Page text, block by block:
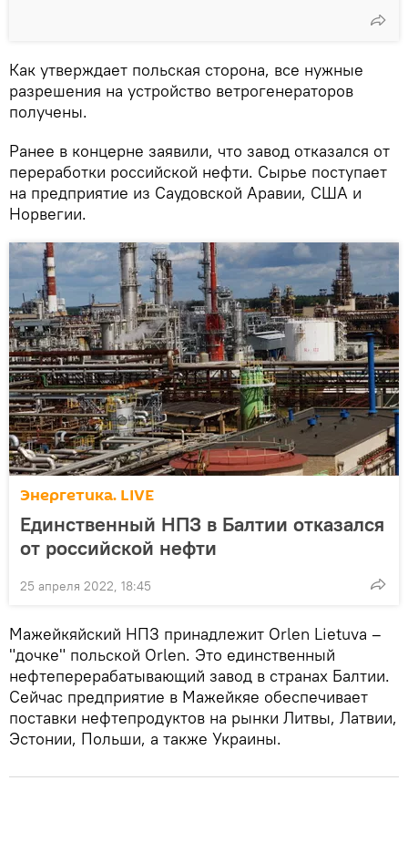
Как утверждает польская сторона, все нужные
разрешения на устройство ветрогенераторов
получены.
Ранее в концерне заявили, что завод отказался от
переработки российской нефти. Сырье поступает
на предприятие из Саудовской Аравии, США и
Норвегии.
Энергетика. LIVE
Единственный НПЗ в Балтии отказался
от российской нефти
25 апреля 2022, 18:45
Мажейкяйский НПЗ принадлежит Orlen Lietuva –
"дочке" польской Orlen. Это единственный
нефтеперерабатывающий завод в странах Балтии.
Сейчас предприятие в Мажейкяе обеспечивает
поставки нефтепродуктов на рынки Литвы, Латвии,
Эстонии, Польши, а также Украины.